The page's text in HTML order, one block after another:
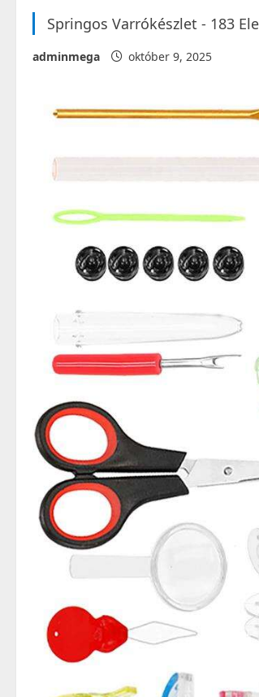
Springos Varrókészlet - 183
adminmega október 9, 2025